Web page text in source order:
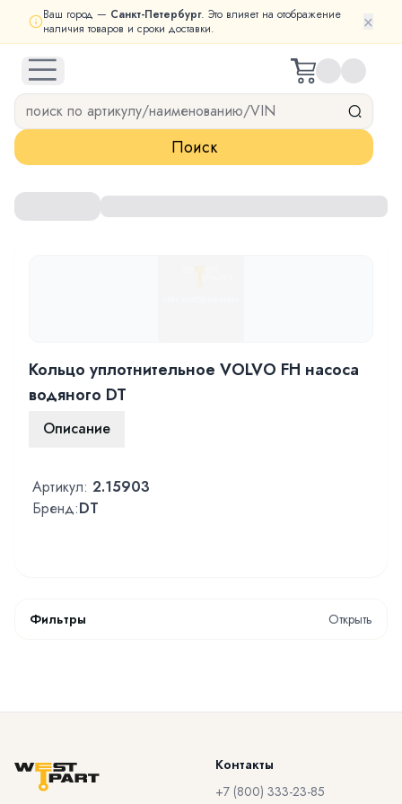
Ваш город — Санкт-Петербург. Это влияет на отображение
наличия товаров и сроки доставки.
×
open navigation menu
Поиск
Кольцо уплотнительное VOLVO FH насоса
водяного DT
Описание
Артикул: 2.15903
Бренд:DT
Фильтры Открыть
Контакты
+7 (800) 333-23-85